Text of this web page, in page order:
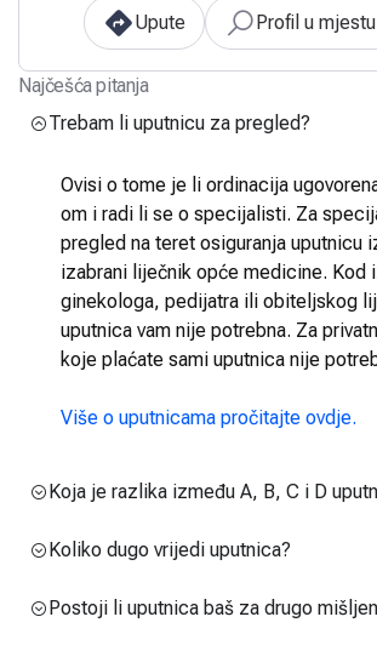
Upute
Profil u
Najčešća pitanja
Trebam li uputnicu za pregled?
Ovisi o tome je li ordinacija
om i radi li se o specijalisti. Za
pregled na teret osiguranja uputnicu
izabrani liječnik opće medicine. Kod
ginekologa, pedijatra ili obiteljskog
uputnica vam nije potrebna. Za
koje plaćate sami uputnica nije
Više o uputnicama pročitajte ovdje.
Koja je razlika između A, B, C i D
Koliko dugo vrijedi uputnica?
Postoji li uputnica baš za drugo